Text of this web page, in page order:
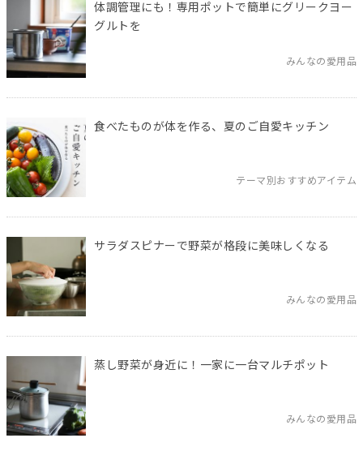
体調管理にも！専用ポットで簡単にグリークヨー
グルトを
みんなの愛用品
食べたものが体を作る、夏のご自愛キッチン
テーマ別おすすめアイテム
サラダスピナーで野菜が格段に美味しくなる
みんなの愛用品
蒸し野菜が身近に！一家に一台マルチポット
みんなの愛用品